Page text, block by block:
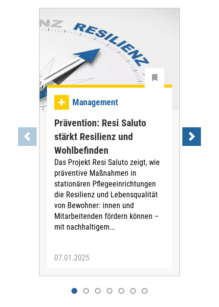
Management
Prävention: Resi Saluto
stärkt Resilienz und
Wohlbefinden
Das Projekt Resi Saluto zeigt, wie
präventive Maßnahmen in
stationären Pflegeeinrichtungen
die Resilienz und Lebensqualität
von Bewohner: innen und
Mitarbeitenden fördern können –
mit nachhaltigem...
07.01.2025